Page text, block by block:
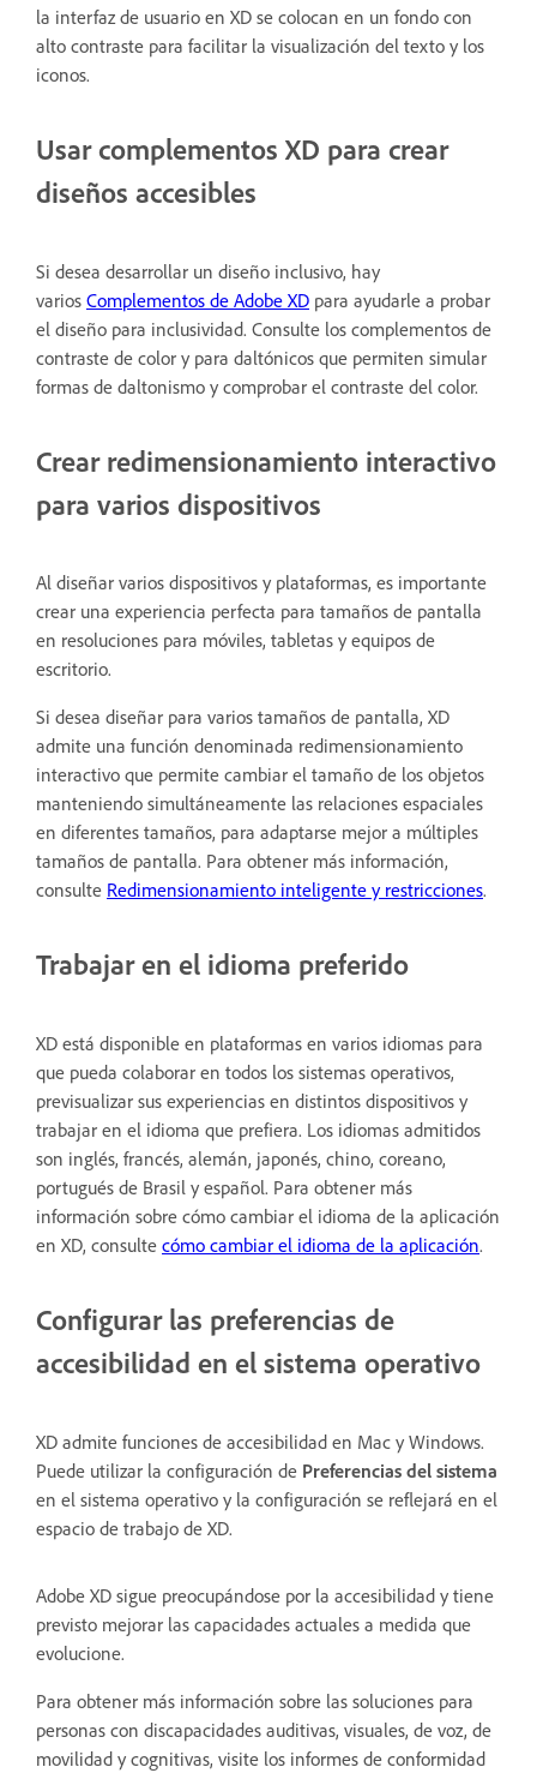
la interfaz de usuario en XD se colocan en un fondo con
alto contraste para facilitar la visualización del texto y los
iconos.
Usar complementos XD para crear
diseños accesibles
Si desea desarrollar un diseño inclusivo, hay
varios Complementos de Adobe XD para ayudarle a probar
el diseño para inclusividad. Consulte los complementos de
contraste de color y para daltónicos que permiten simular
formas de daltonismo y comprobar el contraste del color.
Crear redimensionamiento interactivo
para varios dispositivos
Al diseñar varios dispositivos y plataformas, es importante
crear una experiencia perfecta para tamaños de pantalla
en resoluciones para móviles, tabletas y equipos de
escritorio.
Si desea diseñar para varios tamaños de pantalla, XD
admite una función denominada redimensionamiento
interactivo que permite cambiar el tamaño de los objetos
manteniendo simultáneamente las relaciones espaciales
en diferentes tamaños, para adaptarse mejor a múltiples
tamaños de pantalla. Para obtener más información,
consulte Redimensionamiento inteligente y restricciones.
Trabajar en el idioma preferido
XD está disponible en plataformas en varios idiomas para
que pueda colaborar en todos los sistemas operativos,
previsualizar sus experiencias en distintos dispositivos y
trabajar en el idioma que prefiera. Los idiomas admitidos
son inglés, francés, alemán, japonés, chino, coreano,
portugués de Brasil y español. Para obtener más
información sobre cómo cambiar el idioma de la aplicación
en XD, consulte cómo cambiar el idioma de la aplicación.
Configurar las preferencias de
accesibilidad en el sistema operativo
XD admite funciones de accesibilidad en Mac y Windows.
Puede utilizar la configuración de Preferencias del sistema
en el sistema operativo y la configuración se reflejará en el
espacio de trabajo de XD.
Adobe XD sigue preocupándose por la accesibilidad y tiene
previsto mejorar las capacidades actuales a medida que
evolucione.
Para obtener más información sobre las soluciones para
personas con discapacidades auditivas, visuales, de voz, de
movilidad y cognitivas, visite los informes de conformidad